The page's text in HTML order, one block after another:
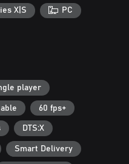
X|S PC
player
60 fps+
DTS:X
Smart Delivery